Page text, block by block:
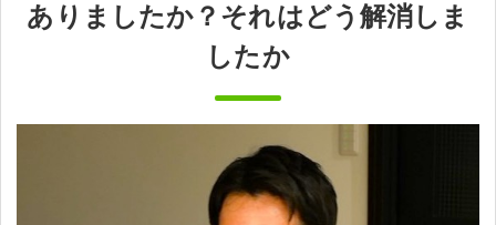
ありましたか？それはどう解消しま
したか